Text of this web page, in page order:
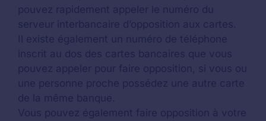
pouvez rapidement appeler le numéro du
serveur interbancaire d’opposition aux cartes.
Il existe également un numéro de téléphone
inscrit au dos des cartes bancaires que vous
pouvez appeler pour faire opposition, si vous ou
une personne proche possédez une autre carte
de la même banque.
Vous pouvez également faire opposition à votre